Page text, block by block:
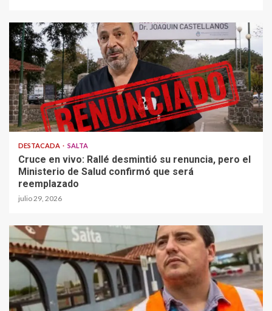
DESTACADA SALTA
Cruce en vivo: Rallé desmintió su renuncia, pero el
Ministerio de Salud confirmó que será
reemplazado
julio 29, 2026